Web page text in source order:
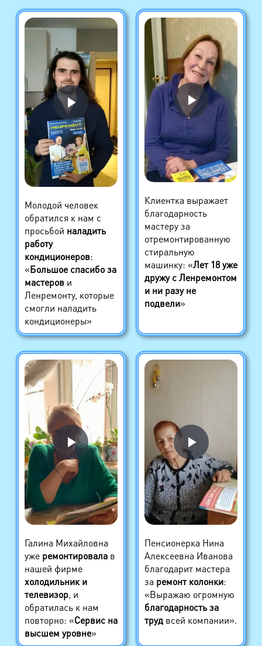
Молодой человек
обратился к нам с
просьбой наладить
работу
кондиционеров:
«Большое спасибо за
мастерови
Ленремонту, которые
смогли наладить
кондиционеры»
Клиентка выражает
благодарность
мастеру за
отремонтированную
стиральную
машинку: «Лет 18 уже
дружу с Ленремонтом
и ни разу не
подвели»
Галина Михайловна
уже ремонтировалав
нашей фирме
холодильник и
телевизор, и
обратилась к нам
повторно: «Сервис на
высшем уровне»
Пенсионерка Нина
Алексеевна Иванова
благодарит мастера
за ремонт колонки:
«Выражаю огромную
благодарность за
трудвсей компании».